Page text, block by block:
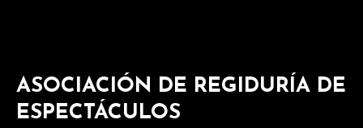
ASOCIACIÓN DE REGIDURÍA DE
ESPECTÁCULOS